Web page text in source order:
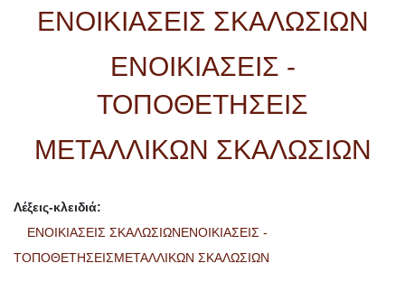
ΕΝΟΙΚΙΑΣΕΙΣ ΣΚΑΛΩΣΙΩΝ
ΕΝΟΙΚΙΑΣΕΙΣ -
ΤΟΠΟΘΕΤΗΣΕΙΣ
ΜΕΤΑΛΛΙΚΩΝ ΣΚΑΛΩΣΙΩΝ
Λέξεις-κλειδιά:
ΕΝΟΙΚΙΑΣΕΙΣ ΣΚΑΛΩΣΙΩΝΕΝΟΙΚΙΑΣΕΙΣ -
ΤΟΠΟΘΕΤΗΣΕΙΣΜΕΤΑΛΛΙΚΩΝ ΣΚΑΛΩΣΙΩΝ